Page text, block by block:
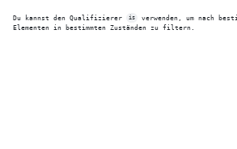
Du kannst den Qualifizierer is
verwenden, um nach
Elementen in bestimmten Zuständen zu filtern.